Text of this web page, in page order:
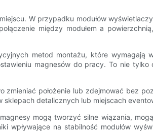
W przypadku modułów
między modułem a
metod montażu, które wymagają
magnesów do pracy. To nie
zmieniać położenie lub zdejmować bez
sklepach detalicznych lub miejscach
mogą tworzyć silne wiązania,
na stabilność modułów